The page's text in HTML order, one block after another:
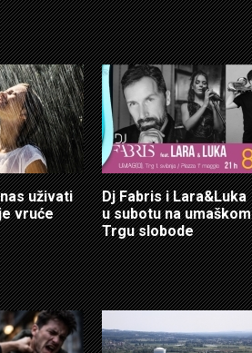
uživati
vruće
Dj Fabris i Lara&Luka
u subotu na umaškom
Trgu slobode